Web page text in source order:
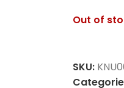
Out of
SKU: